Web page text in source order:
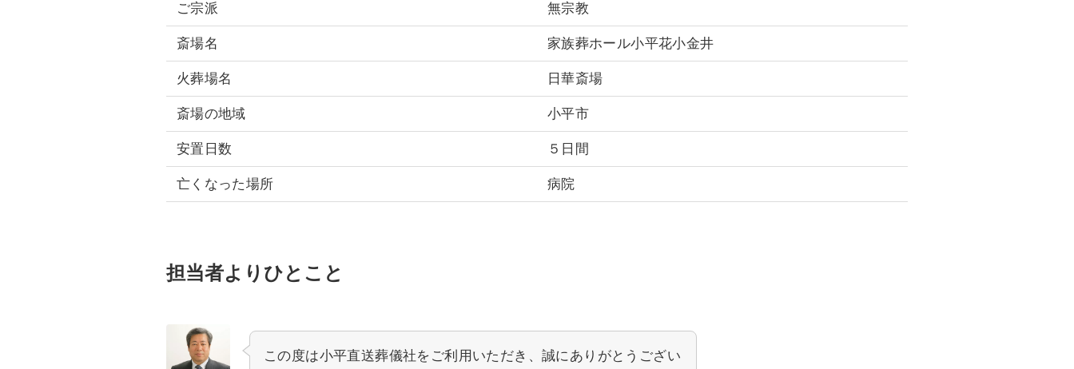
ご宗派 無宗教
斎場名 家族葬ホール小平花小金井
火葬場名 日華斎場
斎場の地域 小平市
安置日数 ５日間
亡くなった場所 病院
担当者よりひとこと
この度は小平直送葬儀社をご利用いただき、誠にありがとうござい